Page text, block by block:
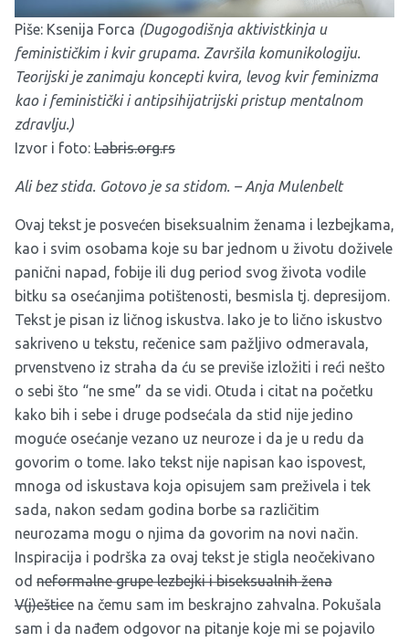
Piše: Ksenija Forca (Dugogodišnja aktivistkinja u
feminističkim i kvir grupama. Završila komunikologiju.
Teorijski je zanimaju koncepti kvira, levog kvir feminizma
kao i feministički i antipsihijatrijski pristup mentalnom
zdravlju.)
Izvor i foto: Labris.org.rs
Ali bez stida. Gotovo je sa stidom. – Anja Mulenbelt
Ovaj tekst je posvećen biseksualnim ženama i lezbejkama,
kao i svim osobama koje su bar jednom u životu doživele
panični napad, fobije ili dug period svog života vodile
bitku sa osećanjima potištenosti, besmisla tj. depresijom.
Tekst je pisan iz ličnog iskustva. Iako je to lično iskustvo
sakriveno u tekstu, rečenice sam pažljivo odmeravala,
prvenstveno iz straha da ću se previše izložiti i reći nešto
o sebi što “ne sme” da se vidi. Otuda i citat na početku
kako bih i sebe i druge podsećala da stid nije jedino
moguće osećanje vezano uz neuroze i da je u redu da
govorim o tome. Iako tekst nije napisan kao ispovest,
mnoga od iskustava koja opisujem sam preživela i tek
sada, nakon sedam godina borbe sa različitim
neurozama mogu o njima da govorim na novi način.
Inspiracija i podrška za ovaj tekst je stigla neočekivano
od neformalne grupe lezbejki i biseksualnih žena
V(j)eštice na čemu sam im beskrajno zahvalna. Pokušala
sam i da nađem odgovor na pitanje koje mi se pojavilo